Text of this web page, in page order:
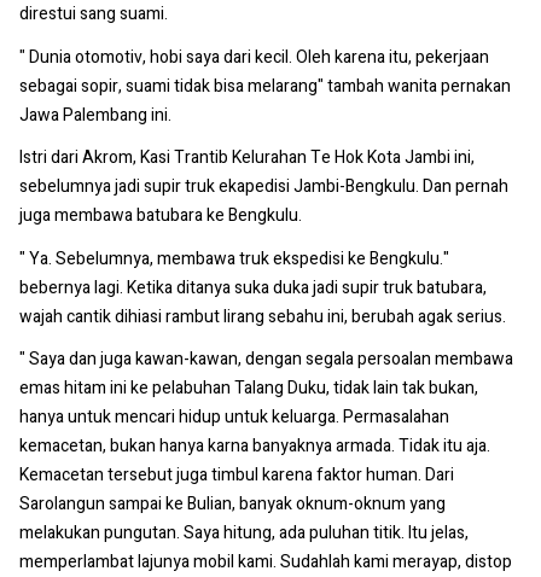
direstui sang suami.
" Dunia otomotiv, hobi saya dari kecil. Oleh karena itu, pekerjaan
sebagai sopir, suami tidak bisa melarang" tambah wanita pernakan
Jawa Palembang ini.
Istri dari Akrom, Kasi Trantib Kelurahan Te Hok Kota Jambi ini,
sebelumnya jadi supir truk ekapedisi Jambi-Bengkulu. Dan pernah
juga membawa batubara ke Bengkulu.
" Ya. Sebelumnya, membawa truk ekspedisi ke Bengkulu."
bebernya lagi. Ketika ditanya suka duka jadi supir truk batubara,
wajah cantik dihiasi rambut lirang sebahu ini, berubah agak serius.
" Saya dan juga kawan-kawan, dengan segala persoalan membawa
emas hitam ini ke pelabuhan Talang Duku, tidak lain tak bukan,
hanya untuk mencari hidup untuk keluarga. Permasalahan
kemacetan, bukan hanya karna banyaknya armada. Tidak itu aja.
Kemacetan tersebut juga timbul karena faktor human. Dari
Sarolangun sampai ke Bulian, banyak oknum-oknum yang
melakukan pungutan. Saya hitung, ada puluhan titik. Itu jelas,
memperlambat lajunya mobil kami. Sudahlah kami merayap, distop